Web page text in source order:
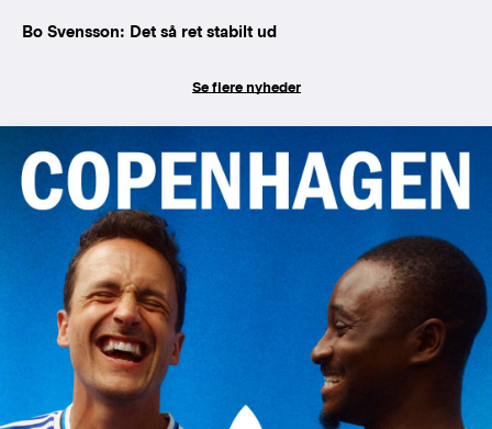
Bo Svensson: Det så ret stabilt ud
Se flere nyheder